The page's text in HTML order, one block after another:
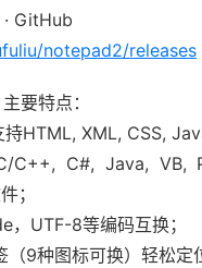
GitHub
notepad2/releases
要特点：
持HTML, XML, CSS,
C++, C#, Java, VB,
；
UTF-8等编码互换；
9种图标可换）轻松定